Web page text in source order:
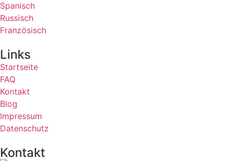
Spanisch
Russisch
Französisch
Links
Startseite
FAQ
Kontakt
Blog
Impressum
Datenschutz
Kontakt